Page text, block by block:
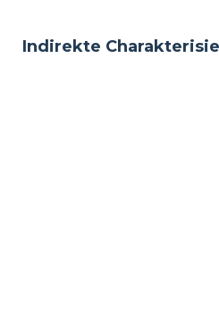
Indirekte